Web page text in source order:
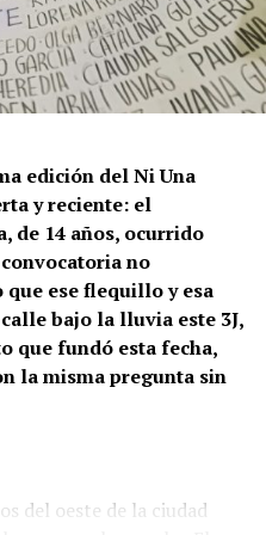
de (no)
edición del Ni Una
y reciente: el
de 14 años, ocurrido
no
ese flequillo y esa
bajo la lluvia este 3J,
que fundó esta fecha,
la misma pregunta sin
del oeste de la ciudad